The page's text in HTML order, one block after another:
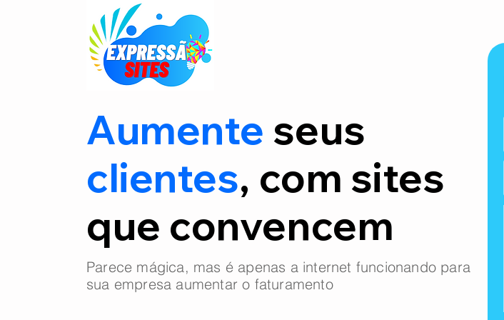
Aumente seus
clientes, com sites
que convencem
Parece mágica, mas é apenas a internet funcionando para
sua empresa aumentar o faturamento